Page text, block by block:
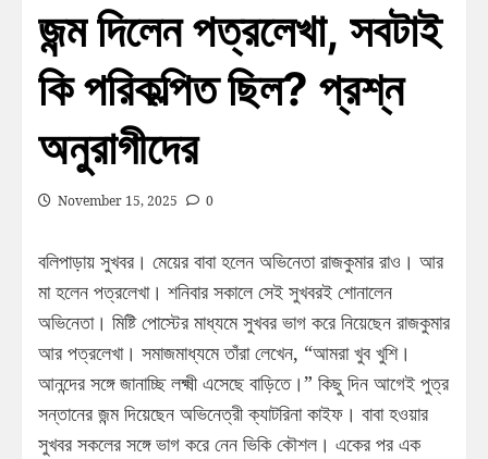
জন্ম দিলেন পত্রলেখা, সবটাই
কি পরিকল্পিত ছিল? প্রশ্ন
অনুরাগীদের
November 15, 2025 0
বলিপাড়ায় সুখবর। মেয়ের বাবা হলেন অভিনেতা রাজকুমার রাও। আর
মা হলেন পত্রলেখা। শনিবার সকালে সেই সুখবরই শোনালেন
অভিনেতা। মিষ্টি পোস্টের মাধ্যমে সুখবর ভাগ করে নিয়েছেন রাজকুমার
আর পত্রলেখা। সমাজমাধ্যমে তাঁরা লেখেন, “আমরা খুব খুশি।
আনন্দের সঙ্গে জানাচ্ছি লক্ষ্মী এসেছে বাড়িতে।” কিছু দিন আগেই পুত্র
সন্তানের জন্ম দিয়েছেন অভিনেত্রী ক্যাটরিনা কাইফ। বাবা হওয়ার
সুখবর সকলের সঙ্গে ভাগ করে নেন ভিকি কৌশল। একের পর এক